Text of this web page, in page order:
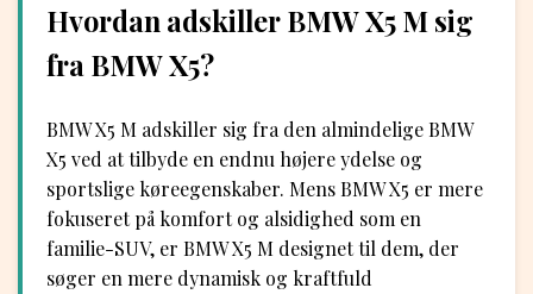
Hvordan adskiller BMW X5 M sig
fra BMW X5?
BMW X5 M adskiller sig fra den almindelige BMW
X5 ved at tilbyde en endnu højere ydelse og
sportslige køreegenskaber. Mens BMW X5 er mere
fokuseret på komfort og alsidighed som en
familie-SUV, er BMW X5 M designet til dem, der
søger en mere dynamisk og kraftfuld